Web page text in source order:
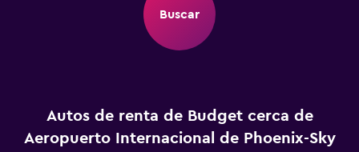
Buscar
Autos de renta de Budget cerca de
Aeropuerto Internacional de Phoenix-Sky